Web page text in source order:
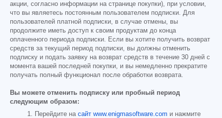
акции, согласно информации на странице покупки), при условии,
что вы являетесь постоянным пользователем подписки. Для
пользователей платной подписки, в случае отмены, вы
продолжите иметь доступ к своим продуктам до конца
оплаченного периода подписки. Если вы хотите получить возврат
средств за текущий период подписки, вы должны отменить
подписку и подать заявку на возврат средств в течение 30 дней с
момента вашей последней покупки, и вы немедленно прекратите
получать полный функционал после обработки возврата.
Вы можете отменить подписку или пробный период
следующим образом:
Перейдите на сайт www.enigmasoftware.com и нажмите